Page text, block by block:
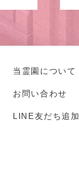
当霊園について
お問い合わせ
LINE友だち追加